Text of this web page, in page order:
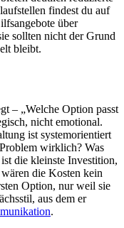
findest du auf
über
sollten nicht der Grund
bleibt.
– „Welche Option passt
nicht emotional.
ist systemorientiert
wirklich? Was
die kleinste Investition,
die Kosten kein
Option, nur weil sie
aus dem er
.